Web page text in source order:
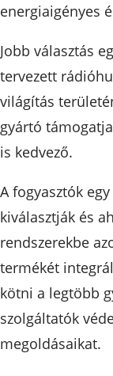
energiaigényes
Jobb választás
tervezett
világítás
gyártó
is kedvező.
A fogyasztók
kiválasztják és
rendszerekbe
termékét
kötni a legtöbb
szolgáltatók
megoldásaikat.